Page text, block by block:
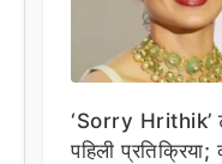
‘Sorry Hrithik’
पहिली